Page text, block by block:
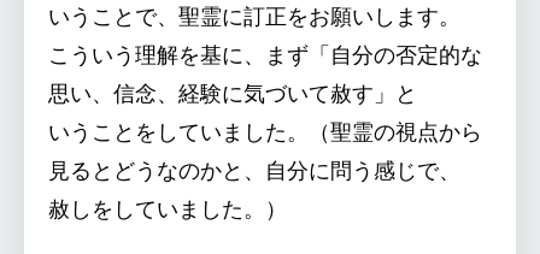
いうことで、聖霊に訂正をお願いします。
こういう理解を基に、まず「自分の否定的な
思い、信念、経験に気づいて赦す」と
いうことをしていました。（聖霊の視点から
見るとどうなのかと、自分に問う感じで、
赦しをしていました。）